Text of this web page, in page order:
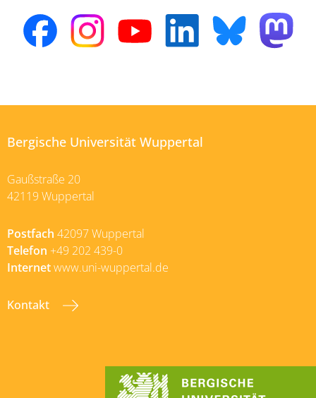
Bergische Universität Wuppertal
Gaußstraße 20
42119 Wuppertal
Postfach 42097 Wuppertal
Telefon +49 202 439-0
Internetwww.uni-wuppertal.de
Kontakt